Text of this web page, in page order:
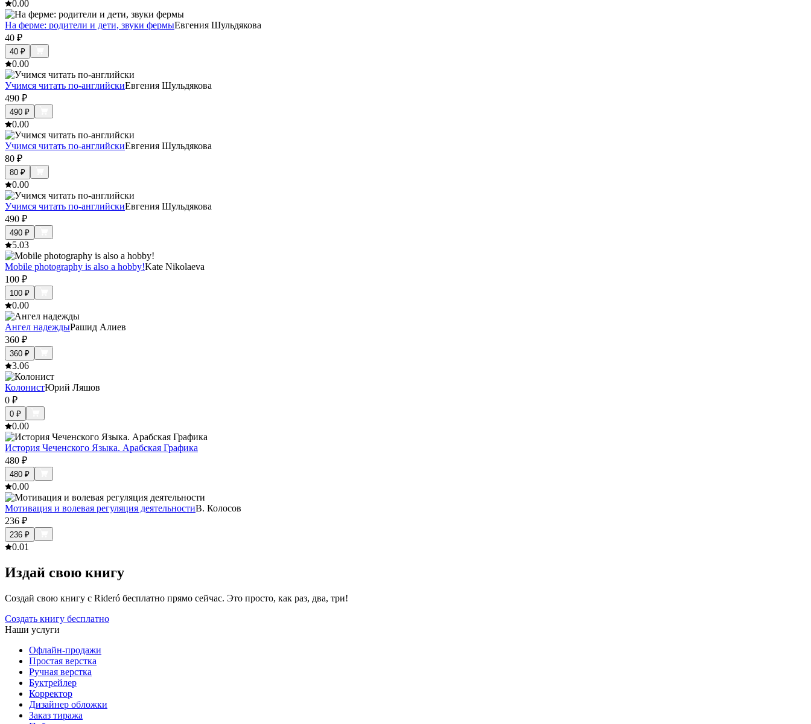
0.00
На ферме: родители и дети, звуки фермыЕвгения Шульдякова
40 ₽
40 ₽
0.00
Учимся читать по-английскиЕвгения Шульдякова
490 ₽
490 ₽
0.00
Учимся читать по-английскиЕвгения Шульдякова
80 ₽
80 ₽
0.00
Учимся читать по-английскиЕвгения Шульдякова
490 ₽
490 ₽
5.03
Mobile photography is also a hobby!Kate Nikolaeva
100 ₽
100 ₽
0.00
Ангел надеждыРашид Алиев
360 ₽
360 ₽
3.06
КолонистЮрий Ляшов
0 ₽
0 ₽
0.00
История Чеченского Языка. Арабская Графика
480 ₽
480 ₽
0.00
Мотивация и волевая регуляция деятельностиВ. Колосов
236 ₽
236 ₽
0.01
Издай свою книгу
Создай свою книгу с Rideró бесплатно прямо сейчас. Это просто, как раз, два, три!
Создать книгу бесплатно
Наши услуги
Офлайн-продажи
Простая верстка
Ручная верстка
Буктрейлер
Корректор
Дизайнер обложки
Заказ тиража